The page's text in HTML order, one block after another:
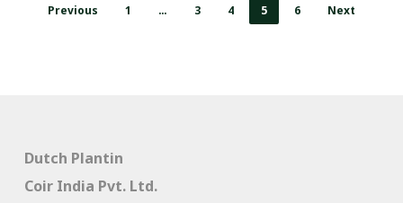
Previous 1 … 3 4 5 6 Next
Dutch Plantin
Coir India Pvt. Ltd.